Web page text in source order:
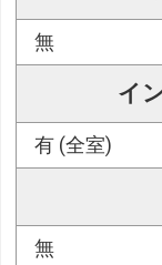
無
イ
有 (全室)
無